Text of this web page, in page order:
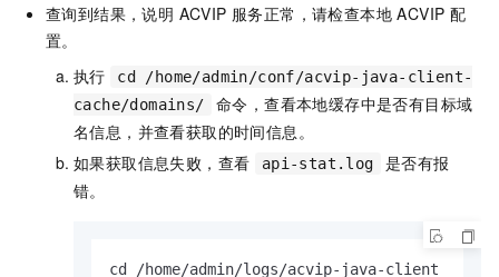
查询到结果，说明 ACVIP 服务正常，请检查本地 ACVIP 配
置。
执行
cd /home/admin/conf/acvip-java-client-
cache/domains/
命令，查看本地缓存中是否有目标域
名信息，并查看获取的时间信息。
如果获取信息失败，查看
api-stat.log
是否有报
错。
cd /home/admin/logs/acvip-java-client